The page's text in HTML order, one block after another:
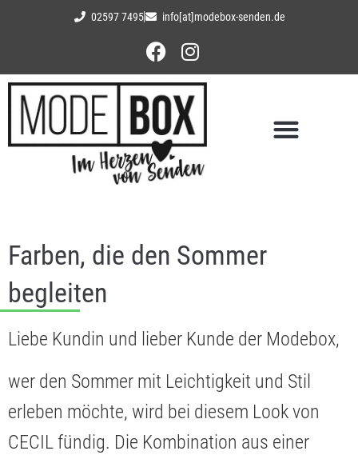
02597 7495 info[at]modebox-senden.de
Farben, die den Sommer
begleiten
Liebe Kundin und lieber Kunde der Modebox,
wer den Sommer mit Leichtigkeit und Stil
erleben möchte, wird bei diesem Look von
CECIL fündig. Die Kombination aus einer